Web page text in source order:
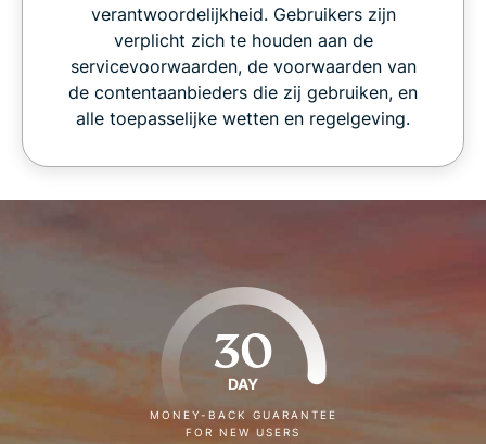
verantwoordelijkheid. Gebruikers zijn
verplicht zich te houden aan de
servicevoorwaarden, de voorwaarden van
de contentaanbieders die zij gebruiken, en
alle toepasselijke wetten en regelgeving.
30
DAY
MONEY-BACK GUARANTEE
FOR NEW USERS